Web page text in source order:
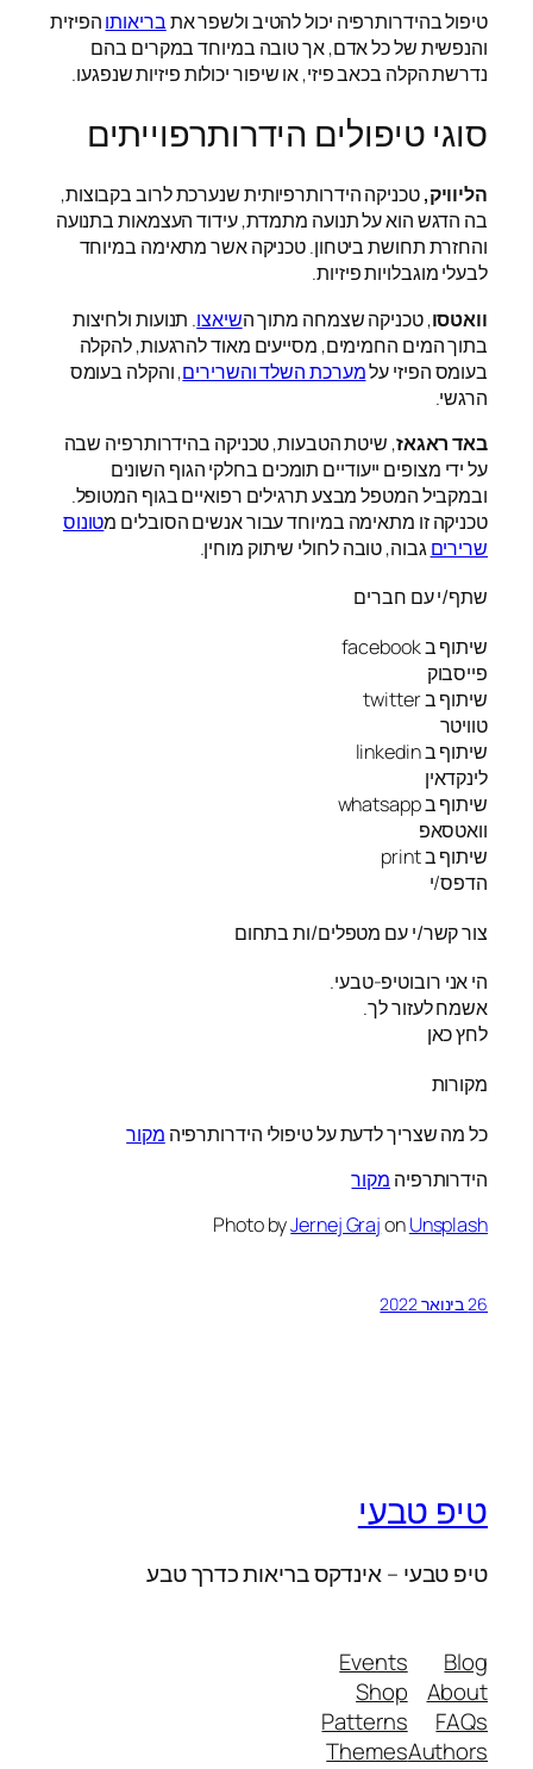
טיפול בהידרותרפיה יכול להטיב ולשפר אתבריאותוהפיזית
והנפשית של כל אדם, אך טובה במיוחד במקרים בהם
נדרשת הקלה בכאב פיזי, או שיפור יכולות פיזיות שנפגעו.
סוגי טיפולים הידרותרפוייתים
הליוויק,טכניקה הידרותרפיותית שנערכת לרוב בקבוצות,
בה הדגש הוא על תנועה מתמדת, עידוד העצמאות בתנועה
והחזרת תחושת ביטחון. טכניקה אשר מתאימה במיוחד
לבעלי מוגבלויות פיזיות.
וואטסו, טכניקה שצמחה מתוך השיאצו. תנועות ולחיצות
בתוך המים החמימים, מסייעים מאוד להרגעות, להקלה
בעומס הפיזי עלמערכת השלד והשרירים, והקלה בעומס
הרגשי.
באד ראגאז, שיטת הטבעות, טכניקה בהידרותרפיה שבה
על ידי מצופים ייעודיים תומכים בחלקי הגוף השונים
ובמקביל המטפל מבצע תרגילים רפואיים בגוף המטופל.
טכניקה זו מתאימה במיוחד עבור אנשים הסובלים מטונוס
שריריםגבוה, טובה לחולי שיתוק מוחין.
שתף/י עם חברים
שיתוף ב facebook
פייסבוק
שיתוף ב twitter
טוויטר
שיתוף ב linkedin
לינקדאין
שיתוף ב whatsapp
וואטסאפ
שיתוף ב print
הדפס/י
צור קשר/י עם מטפלים/ות בתחום
הי אני רובוטיפ-טבעי.
אשמח לעזור לך.
לחץ כאן
מקורות
כל מה שצריך לדעת על טיפולי הידרותרפיה מקור
הידרותרפיה מקור
Photo byJernej GrajonUnsplash
26 בינואר 2022
טיפ טבעי
טיפ טבעי – אינדקס בריאות כדרך טבע
Blog
About
FAQs
Authors
Events
Shop
Patterns
Themes